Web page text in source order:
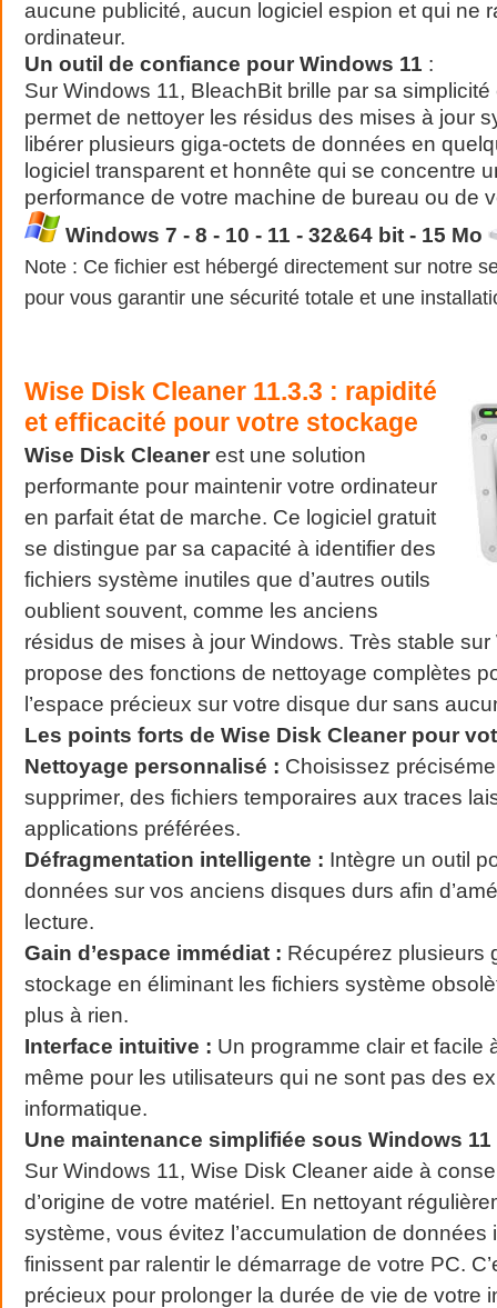
aucune publicité, aucun logiciel espion et qui ne
ordinateur.
Un outil de confiance pour Windows 11 :
Sur Windows 11, BleachBit brille par sa
permet de nettoyer les résidus des mises à jour
libérer plusieurs giga-octets de données en
logiciel transparent et honnête qui se concentre
performance de votre machine de bureau ou de
Windows 7 - 8 - 10 - 11 - 32&64 bit - 15 Mo
Note : Ce fichier est hébergé directement sur notre
pour vous garantir une sécurité totale et une
Wise Disk Cleaner 11.3.3 : rapidité
et efficacité pour votre stockage
Wise Disk Cleaner est une solution
performante pour maintenir votre ordinateur
en parfait état de marche. Ce logiciel gratuit
se distingue par sa capacité à identifier des
fichiers système inutiles que d’autres outils
oublient souvent, comme les anciens
résidus de mises à jour Windows. Très stable sur
propose des fonctions de nettoyage complètes
l’espace précieux sur votre disque dur sans
Les points forts de Wise Disk Cleaner pour
Nettoyage personnalisé : Choisissez
supprimer, des fichiers temporaires aux traces
applications préférées.
Défragmentation intelligente : Intègre un outil
données sur vos anciens disques durs afin
lecture.
Gain d’espace immédiat : Récupérez plusieurs
stockage en éliminant les fichiers système
plus à rien.
Interface intuitive : Un programme clair et facile
même pour les utilisateurs qui ne sont pas des
informatique.
Une maintenance simplifiée sous Windows 11
Sur Windows 11, Wise Disk Cleaner aide à
d’origine de votre matériel. En nettoyant
système, vous évitez l’accumulation de données
finissent par ralentir le démarrage de votre PC.
précieux pour prolonger la durée de vie de votre